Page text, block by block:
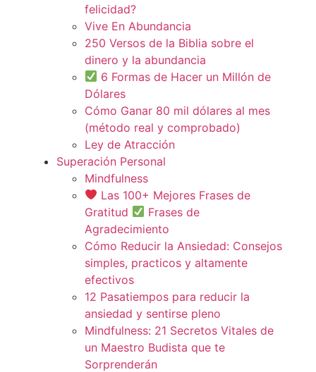
felicidad?
Vive En Abundancia
250 Versos de la Biblia sobre el
dinero y la abundancia
6 Formas de Hacer un Millón de
Dólares
Cómo Ganar 80 mil dólares al mes
(método real y comprobado)
Ley de Atracción
Superación Personal
Mindfulness
Las 100+ Mejores Frases de
Gratitud
Frases de
Agradecimiento
Cómo Reducir la Ansiedad: Consejos
simples, practicos y altamente
efectivos
12 Pasatiempos para reducir la
ansiedad y sentirse pleno
Mindfulness: 21 Secretos Vitales de
un Maestro Budista que te
Sorprenderán